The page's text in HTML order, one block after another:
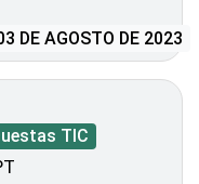
DE AGOSTO DE 2023
TIC